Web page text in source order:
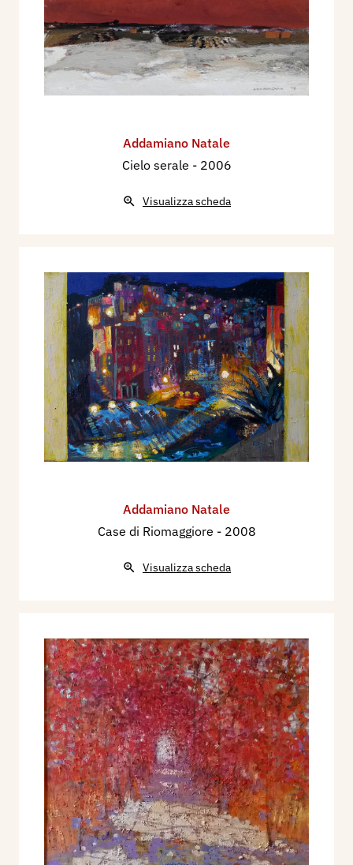
Addamiano Natale
Cielo serale - 2006
Visualizza scheda
Addamiano Natale
Case di Riomaggiore - 2008
Visualizza scheda